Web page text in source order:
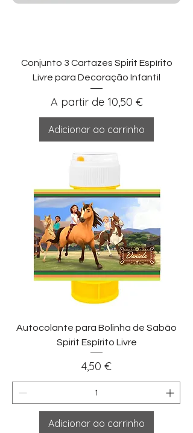
Conjunto 3 Cartazes Spirit Espírito
Livre para Decoração Infantil
A partir de 10,50 €
Preço promocional
Adicionar ao carrinho
Autocolante para Bolinha de Sabão
Spirit Espírito Livre
Preço
4,50 €
Adicionar ao carrinho